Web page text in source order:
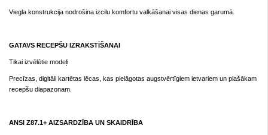
Viegla konstrukcija nodrošina izcilu komfortu valkāšanai visas dienas garumā.
GATAVS RECEPŠU IZRAKSTĪŠANAI
Tikai izvēlētie modeļi
Precīzas, digitāli kartētas lēcas, kas pielāgotas augstvērtīgiem ietvariem un plašākam
recepšu diapazonam.
ANSI Z87.1+ AIZSARDZĪBA UN SKAIDRĪBA